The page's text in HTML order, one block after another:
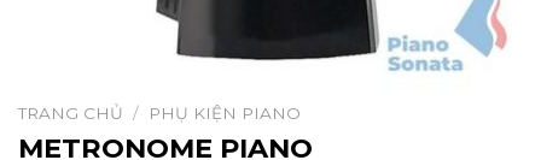
TRANG CHỦ / PHỤ KIỆN PIANO
METRONOME PIANO